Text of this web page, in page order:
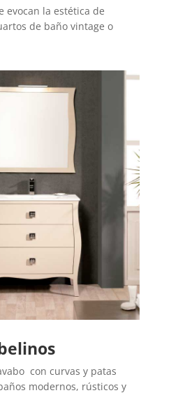
evocan la estética de
de baño vintage o
con curvas y patas
modernos, rústicos y